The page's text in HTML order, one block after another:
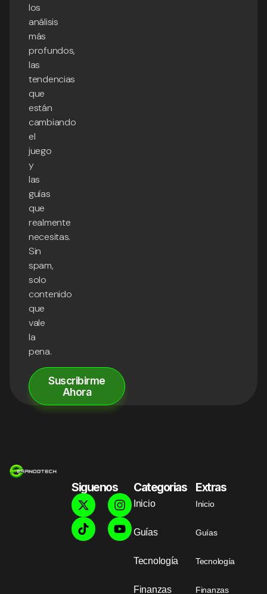
los
análisis
más
profundos,
las
tendencias
que
están
cambiando
el
juego
y
las
guías
que
realmente
necesitas.
Sin
spam,
solo
contenido
que
vale
la
pena.
Suscribirme
Ahora
Siguenos Categorias
Inicio
Guías
Tecnología
Finanzas
Extras
Inicio
Guías
Tecnología
Finanzas